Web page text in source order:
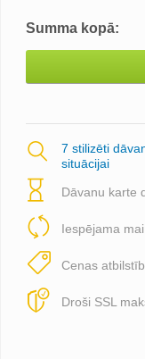
Summa kopā:
7 stilizēti
situācijai
Dāvanu karte
Iespējama
Cenas
Droši SSL